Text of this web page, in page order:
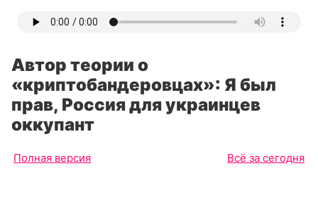
Автор теории о
«криптобандеровцах»: Я был
прав, Россия для украинцев
оккупант
Полная версия Всё за сегодня